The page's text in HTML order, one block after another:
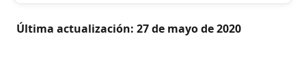
Última actualización: 27 de mayo de 2020